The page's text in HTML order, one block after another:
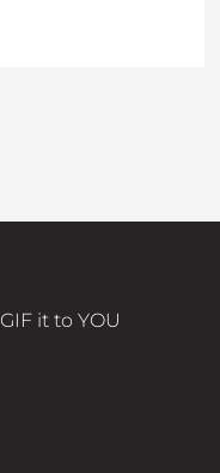
GIF it to YOU